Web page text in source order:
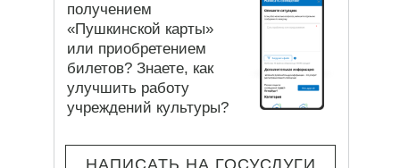
получением
«Пушкинской карты»
или приобретением
билетов? Знаете, как
улучшить работу
учреждений культуры?
НАПИСАТЬ НА ГОСУСЛУГИ